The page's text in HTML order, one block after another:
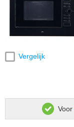
Vergelijk
Voor